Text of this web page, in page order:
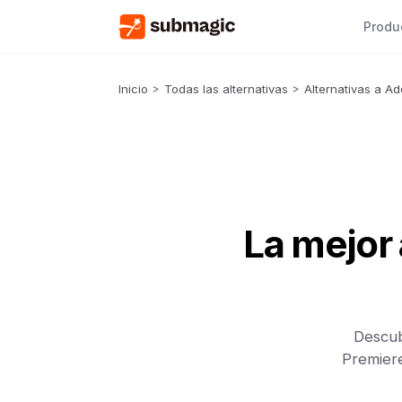
Inicio > Todas las alternativas > Alternativas a
La